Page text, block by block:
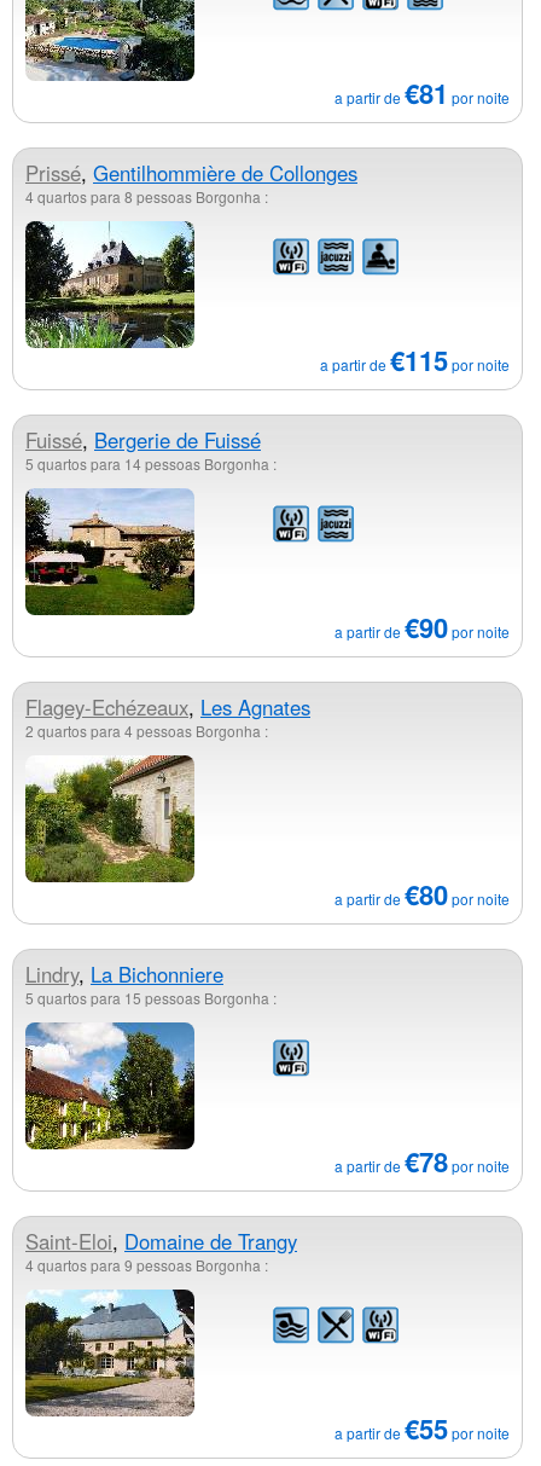
a partir de€81 por noite
Prissé, Gentilhommière de Collonges
4 quartos para 8 pessoas Borgonha :
a partir de€115por noite
Fuissé, Bergerie de Fuissé
5 quartos para 14 pessoas Borgonha :
a partir de€90por noite
Flagey-Echézeaux, Les Agnates
2 quartos para 4 pessoas Borgonha :
a partir de€80por noite
Lindry, La Bichonniere
5 quartos para 15 pessoas Borgonha :
a partir de€78por noite
Saint-Eloi, Domaine de Trangy
4 quartos para 9 pessoas Borgonha :
a partir de€55por noite